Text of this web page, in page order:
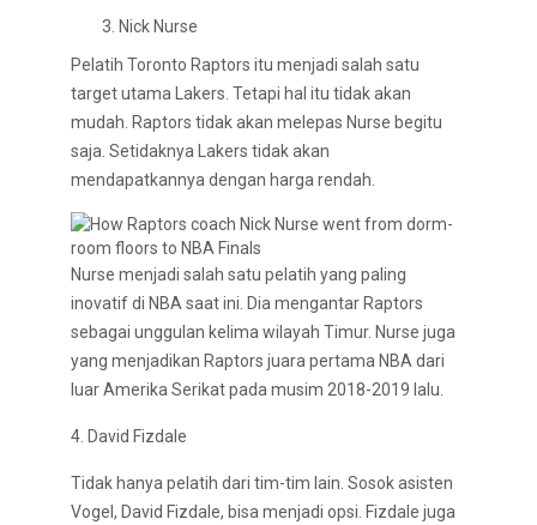
Nick Nurse
Pelatih Toronto Raptors itu menjadi salah satu
target utama Lakers. Tetapi hal itu tidak akan
mudah. Raptors tidak akan melepas Nurse begitu
saja. Setidaknya Lakers tidak akan
mendapatkannya dengan harga rendah.
Nurse menjadi salah satu pelatih yang paling
inovatif di NBA saat ini. Dia mengantar Raptors
sebagai unggulan kelima wilayah Timur. Nurse juga
yang menjadikan Raptors juara pertama NBA dari
luar Amerika Serikat pada musim 2018-2019 lalu.
4. David Fizdale
Tidak hanya pelatih dari tim-tim lain. Sosok asisten
Vogel, David Fizdale, bisa menjadi opsi. Fizdale juga